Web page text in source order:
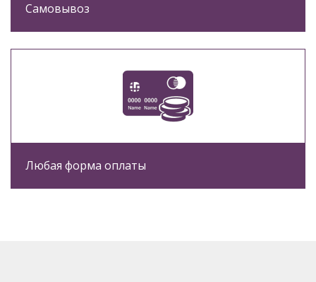
Самовывоз
Любая форма оплаты